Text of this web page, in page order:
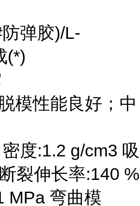
弹胶)/L-
(*)
模性能良好；中
度:1.2 g/cm3 吸
裂伸长率:140 %
MPa 弯曲模